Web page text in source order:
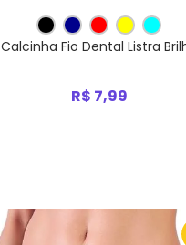
Calcinha Fio Dental Listra
R$ 7,99